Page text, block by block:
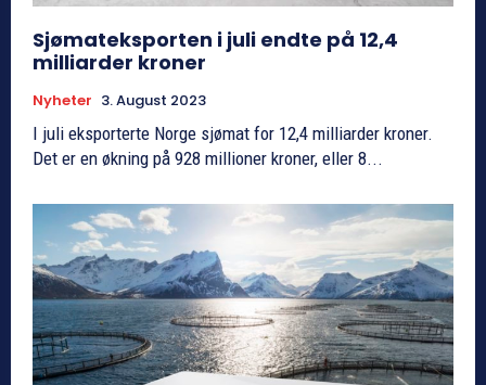
Sjømateksporten i juli endte på 12,4
milliarder kroner
Nyheter 3. August 2023
I juli eksporterte Norge sjømat for 12,4 milliarder kroner.
Det er en økning på 928 millioner kroner, eller 8...